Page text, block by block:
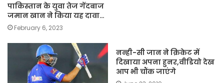
पाकिस्तान के युवा तेज गेंदबाज
जमान खान ने किया यह दावा…
February 6, 2023
नन्ही-सी जान ने क्रिकेट में
दिखाया अपना हुनर,वीडियो देख
आप भी चौंक जाएंगे